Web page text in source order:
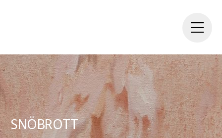
SNÖBROTT